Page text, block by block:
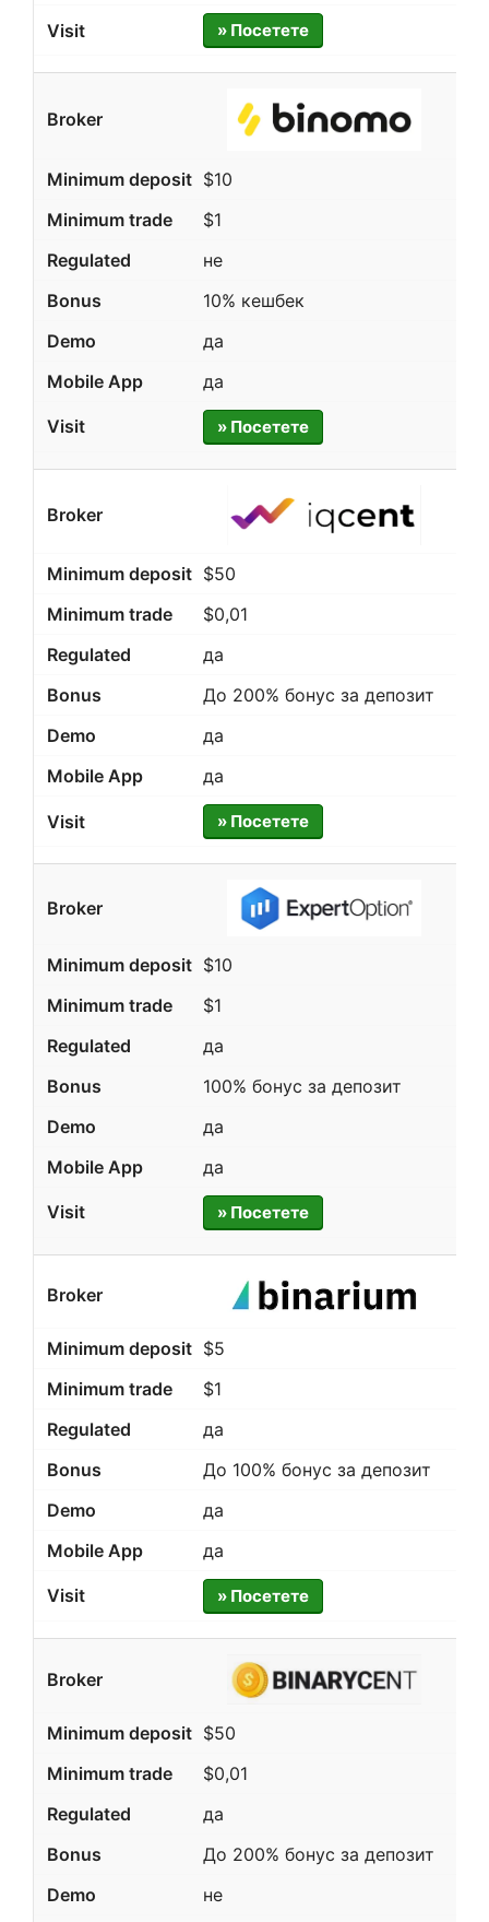
» Посетете
$10
$1
не
10% кешбек
да
да
» Посетете
$50
$0,01
да
До 200% бонус за депозит
да
да
» Посетете
$10
$1
да
100% бонус за депозит
да
да
» Посетете
$5
$1
да
До 100% бонус за депозит
да
да
» Посетете
$50
$0,01
да
До 200% бонус за депозит
не